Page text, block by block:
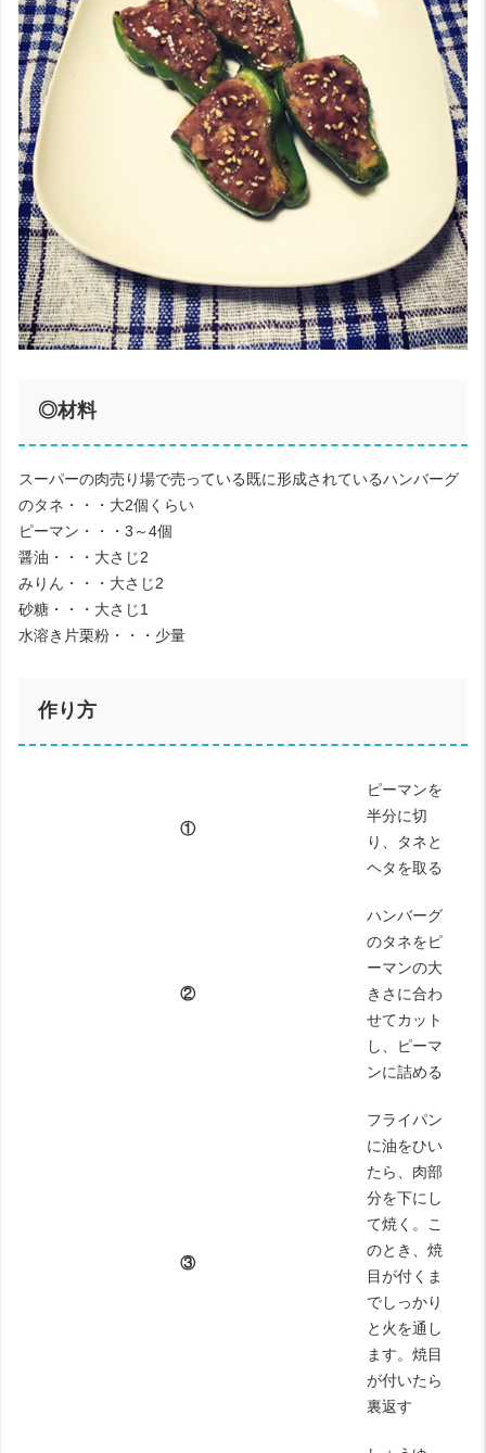
◎材料
スーパーの肉売り場で売っている既に形成されているハンバーグ
のタネ・・・大2個くらい
ピーマン・・・3～4個
醤油・・・大さじ2
みりん・・・大さじ2
砂糖・・・大さじ1
水溶き片栗粉・・・少量
作り方
①
ピーマンを
半分に切
り、タネと
ヘタを取る
②
ハンバーグ
のタネをピ
ーマンの大
きさに合わ
せてカット
し、ピーマ
ンに詰める
③
フライパン
に油をひい
たら、肉部
分を下にし
て焼く。こ
のとき、焼
目が付くま
でしっかり
と火を通し
ます。焼目
が付いたら
裏返す